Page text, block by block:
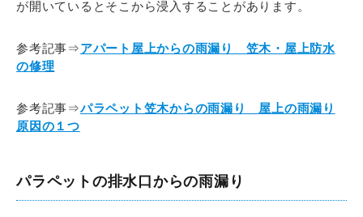
が開いているとそこから浸入することがあります。
参考記事⇒アパート屋上からの雨漏り 笠木・屋上防水
の修理
参考記事⇒パラペット笠木からの雨漏り 屋上の雨漏り
原因の１つ
パラペットの排水口からの雨漏り